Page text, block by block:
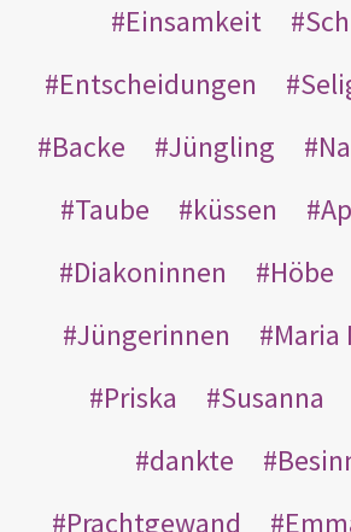
Einsamkeit
Entscheidungen
Backe
Jüngling
Taube
küssen
Diakoninnen
Höbe
Jüngerinnen
Maria
Priska
Susanna
dankte
Prachtgewand